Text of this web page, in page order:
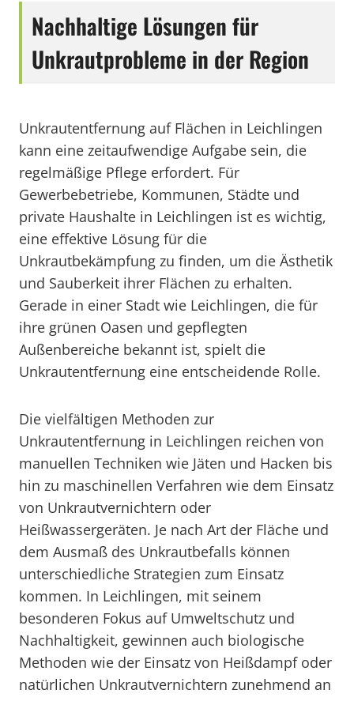
Nachhaltige Lösungen für
Unkrautprobleme in der Region
Unkrautentfernung auf Flächen in Leichlingen
kann eine zeitaufwendige Aufgabe sein, die
regelmäßige Pflege erfordert. Für
Gewerbebetriebe, Kommunen, Städte und
private Haushalte in Leichlingen ist es wichtig,
eine effektive Lösung für die
Unkrautbekämpfung zu finden, um die Ästhetik
und Sauberkeit ihrer Flächen zu erhalten.
Gerade in einer Stadt wie Leichlingen, die für
ihre grünen Oasen und gepflegten
Außenbereiche bekannt ist, spielt die
Unkrautentfernung eine entscheidende Rolle.
Die vielfältigen Methoden zur
Unkrautentfernung in Leichlingen reichen von
manuellen Techniken wie Jäten und Hacken bis
hin zu maschinellen Verfahren wie dem Einsatz
von Unkrautvernichtern oder
Heißwassergeräten. Je nach Art der Fläche und
dem Ausmaß des Unkrautbefalls können
unterschiedliche Strategien zum Einsatz
kommen. In Leichlingen, mit seinem
besonderen Fokus auf Umweltschutz und
Nachhaltigkeit, gewinnen auch biologische
Methoden wie der Einsatz von Heißdampf oder
natürlichen Unkrautvernichtern zunehmend an